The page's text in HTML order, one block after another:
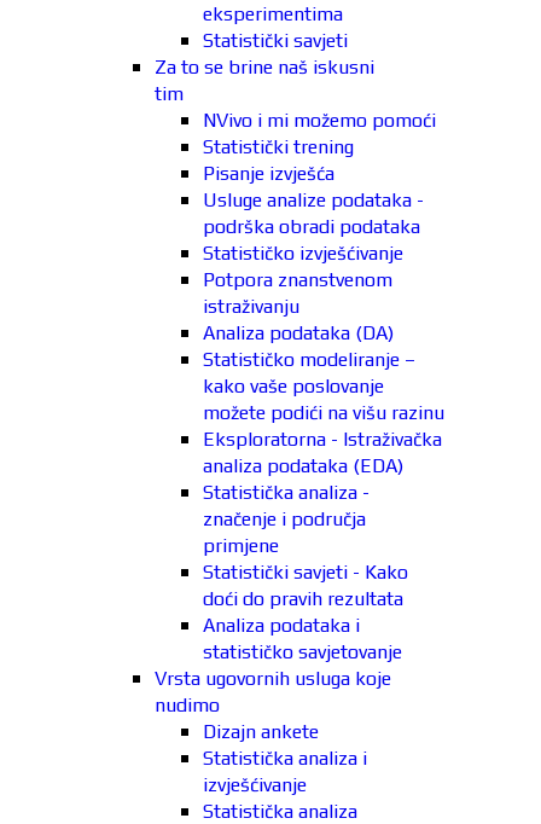
eksperimentima
Statistički savjeti
Za to se brine naš iskusni
tim
NVivo i mi možemo pomoći
Statistički trening
Pisanje izvješća
Usluge analize podataka -
podrška obradi podataka
Statističko izvješćivanje
Potpora znanstvenom
istraživanju
Analiza podataka (DA)
Statističko modeliranje –
kako vaše poslovanje
možete podići na višu razinu
Eksploratorna - Istraživačka
analiza podataka (EDA)
Statistička analiza -
značenje i područja
primjene
Statistički savjeti - Kako
doći do pravih rezultata
Analiza podataka i
statističko savjetovanje
Vrsta ugovornih usluga koje
nudimo
Dizajn ankete
Statistička analiza i
izvješćivanje
Statistička analiza